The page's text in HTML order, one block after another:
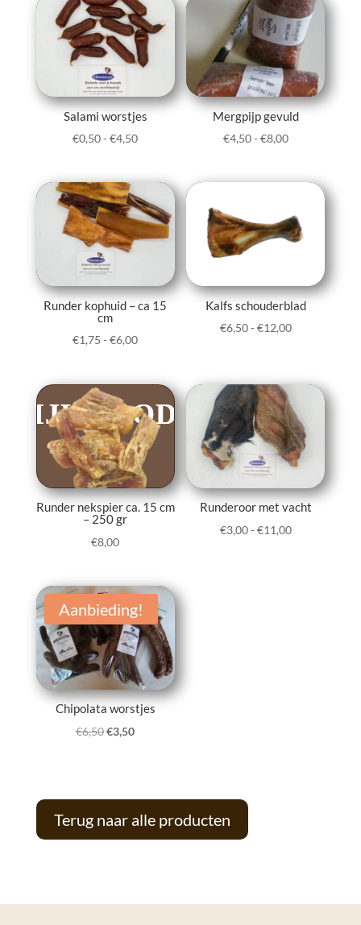
€8,00
Salami worstjes
€0,50- €4,50Prijsklasse:
tot
€4,50
Mergpijp gevuld
€4,50- €8,00Prijsklasse:
tot
Runder kophuid – ca 15
cm
€1,75 - €6,00Prijsklasse:
tot
€6,00
Kalfs schouderblad
€6,50- €12,00Prijsklasse:
€12,00
Runder nekspier ca. 15 cm
– 250 gr
€8,00
Runderoor met vacht
€3,00- €11,00Prijsklasse:
Aanbieding!
Chipolata worstjes
€6,50Oorspronkelijke
€3,50Huidige
Terug naar alle producten